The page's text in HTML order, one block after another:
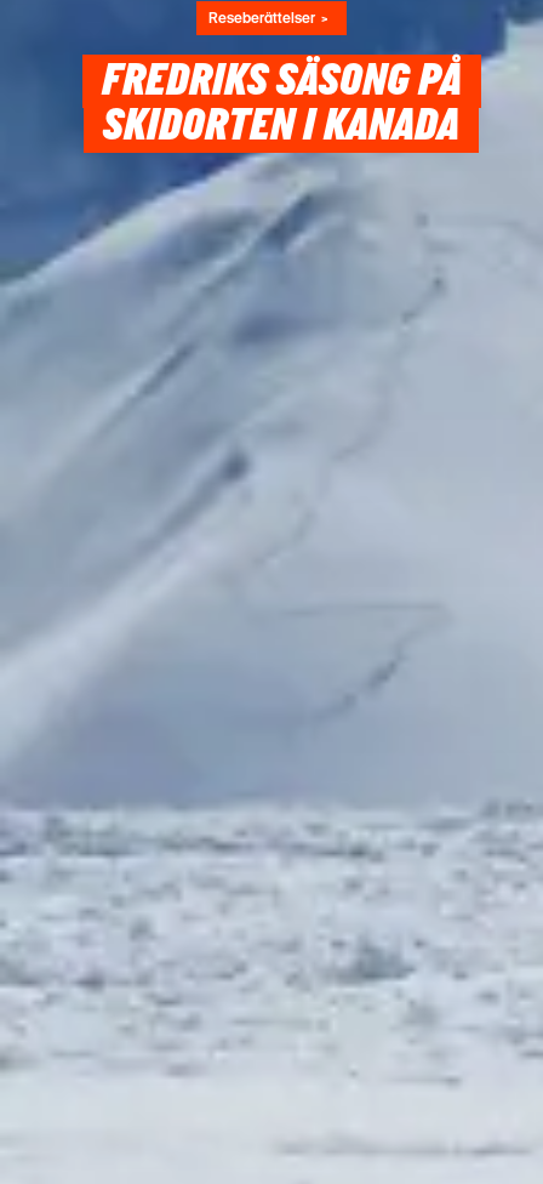
Reseberättelser
FREDRIKS SÄSONG PÅ
SKIDORTEN I KANADA